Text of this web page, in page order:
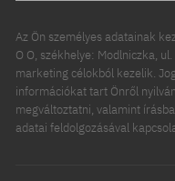
Az Ön személyes adatainak
O O, székhelye: Modlniczka,
marketing célokból kezelik.
információkat tart Önről
megváltoztatni, valamint
adatai feldolgozásával